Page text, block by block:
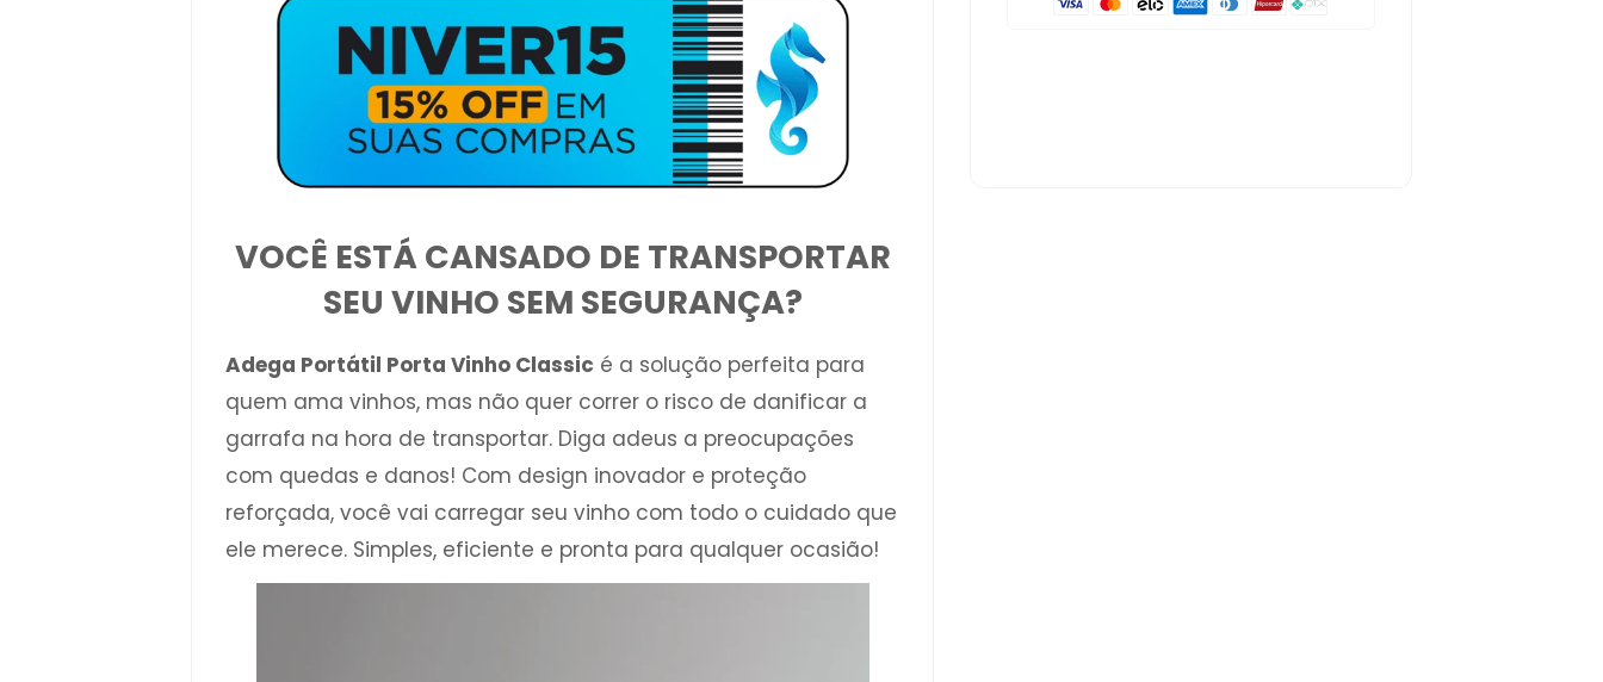
VOCÊ ESTÁ CANSADO DE TRANSPORTAR
SEU VINHO SEM SEGURANÇA?
Adega Portátil Porta Vinho Classic é a solução perfeita para
quem ama vinhos, mas não quer correr o risco de danificar a
garrafa na hora de transportar. Diga adeus a preocupações
com quedas e danos! Com design inovador e proteção
reforçada, você vai carregar seu vinho com todo o cuidado que
ele merece. Simples, eficiente e pronta para qualquer ocasião!